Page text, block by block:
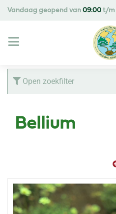
Vandaag geopend van 09:00 t/m
Open zoekfilter
Bellium